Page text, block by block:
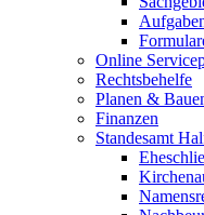
Online
Rechtsbehelfe
Planen &
Finanzen
Standesamt